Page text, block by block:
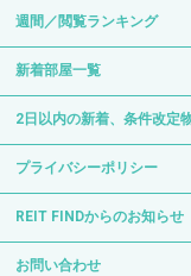
週間／閲覧ランキング
新着部屋一覧
2日以内の新着、条件改定
プライバシーポリシー
REIT FINDからのお知らせ
お問い合わせ